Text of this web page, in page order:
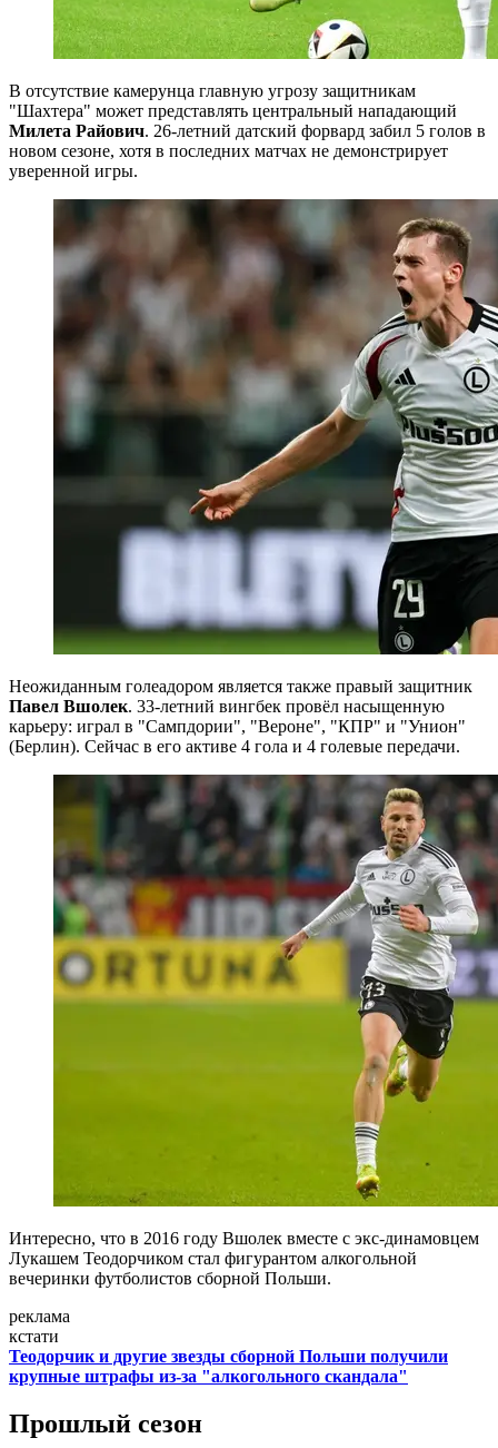
В отсутствие камерунца главную угрозу защитникам
"Шахтера" может представлять центральный нападающий
Милета Райович. 26-летний датский форвард забил 5 голов в
новом сезоне, хотя в последних матчах не демонстрирует
уверенной игры.
Неожиданным голеадором является также правый защитник
Павел Вшолек. 33-летний вингбек провёл насыщенную
карьеру: играл в "Сампдории", "Вероне", "КПР" и "Унион"
(Берлин). Сейчас в его активе 4 гола и 4 голевые передачи.
Интересно, что в 2016 году Вшолек вместе с экс-динамовцем
Лукашем Теодорчиком стал фигурантом алкогольной
вечеринки футболистов сборной Польши.
реклама
кстати
Теодорчик и другие звезды сборной Польши получили
крупные штрафы из-за "алкогольного скандала"
Прошлый сезон